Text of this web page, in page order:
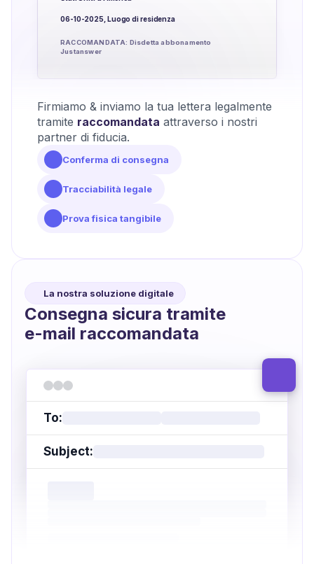
06-10-2025, Luogo di residenza
RACCOMANDATA: Disdetta abbonamento
Justanswer
Firmiamo & inviamo la tua lettera legalmente
tramite raccomandata attraverso i nostri
partner di fiducia.
Conferma di consegna
Tracciabilità legale
Prova fisica tangibile
La nostra soluzione digitale
Consegna sicura tramite
e-mail raccomandata
To:
Subject: